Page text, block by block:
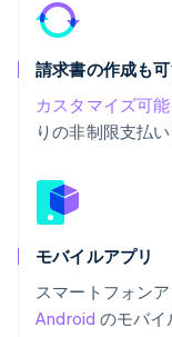
請求書の作成も
カスタマイズ可
りの非制限支払
モバイルアプリ
スマートフォン
Android のモバイ